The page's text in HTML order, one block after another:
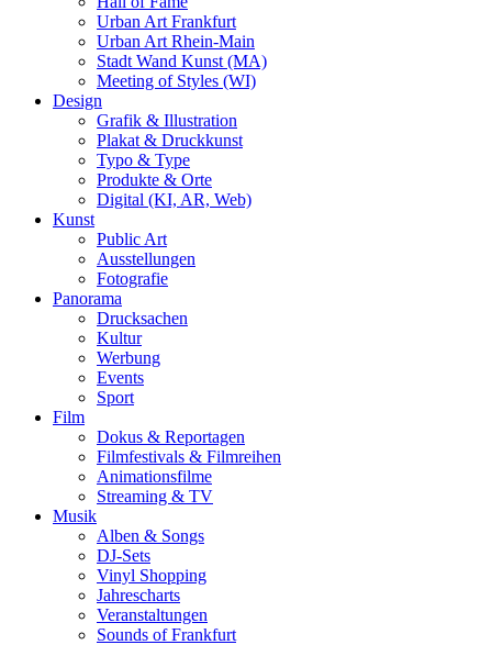
Urban Art Frankfurt
Urban Art Rhein-Main
Stadt Wand Kunst (MA)
Meeting of Styles (WI)
Design
Grafik & Illustration
Plakat & Druckkunst
Typo & Type
Produkte & Orte
Digital (KI, AR, Web)
Kunst
Public Art
Ausstellungen
Fotografie
Panorama
Drucksachen
Kultur
Werbung
Events
Sport
Film
Dokus & Reportagen
Filmfestivals & Filmreihen
Animationsfilme
Streaming & TV
Musik
Alben & Songs
DJ-Sets
Vinyl Shopping
Jahrescharts
Veranstaltungen
Sounds of Frankfurt